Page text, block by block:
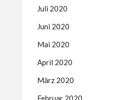
Juli 2020
Juni 2020
Mai 2020
April 2020
März 2020
Februar 2020